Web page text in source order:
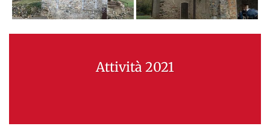
Attività 2021